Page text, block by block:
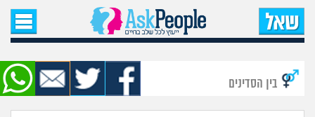
עמוד הבית
שאל שאלה
שאלות חדשות
בין הסדינים